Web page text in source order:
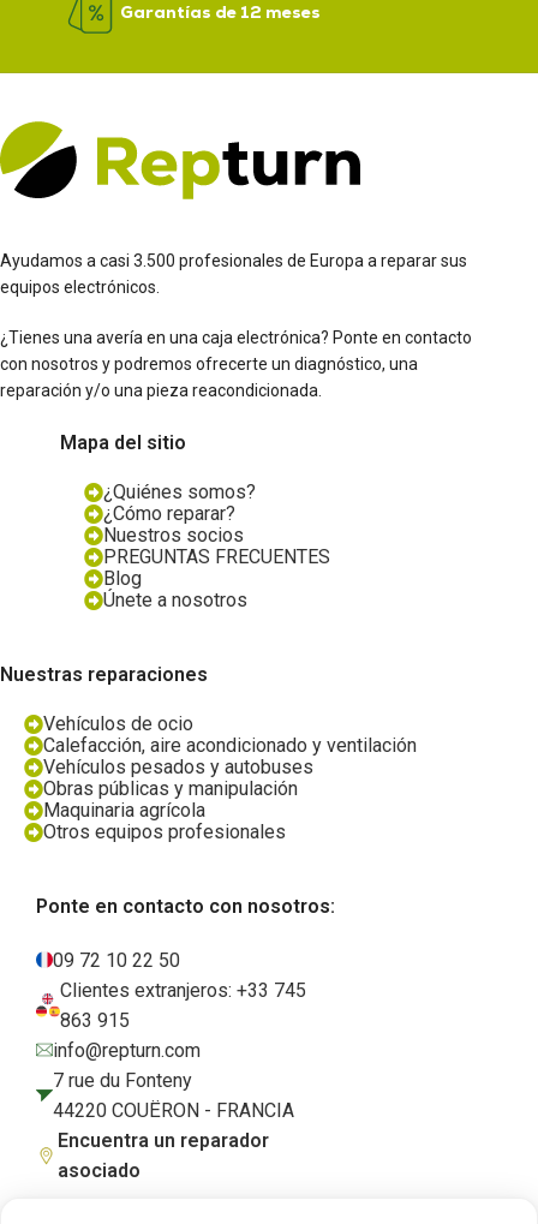
Garantías de 12 meses
Ayudamos a casi 3.500 profesionales de Europa a reparar sus
equipos electrónicos.
¿Tienes una avería en una caja electrónica? Ponte en contacto
con nosotros y podremos ofrecerte un diagnóstico, una
reparación y/o una pieza reacondicionada.
Mapa del sitio
¿Quiénes somos?
¿Cómo reparar?
Nuestros socios
PREGUNTAS FRECUENTES
Blog
Únete a nosotros
Nuestras reparaciones
Vehículos de ocio
Calefacción, aire acondicionado y ventilación
Vehículos pesados y autobuses
Obras públicas y manipulación
Maquinaria agrícola
Otros equipos profesionales
Ponte en contacto con nosotros:
09 72 10 22 50
Clientes extranjeros: +33 745
863 915
info@repturn.com
7 rue du Fonteny
44220 COUËRON - FRANCIA
Encuentra un reparador
asociado